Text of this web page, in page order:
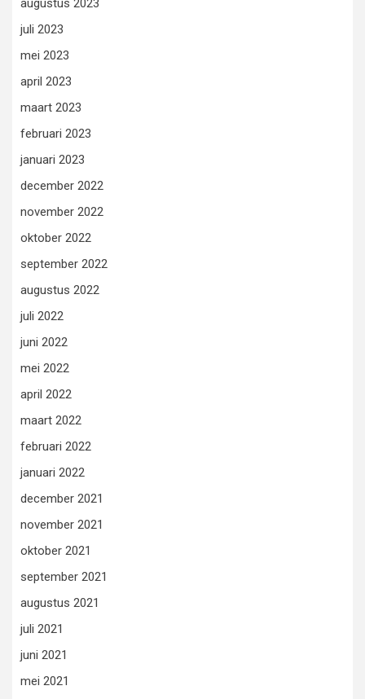
augustus 2023
juli 2023
mei 2023
april 2023
maart 2023
februari 2023
januari 2023
december 2022
november 2022
oktober 2022
september 2022
augustus 2022
juli 2022
juni 2022
mei 2022
april 2022
maart 2022
februari 2022
januari 2022
december 2021
november 2021
oktober 2021
september 2021
augustus 2021
juli 2021
juni 2021
mei 2021